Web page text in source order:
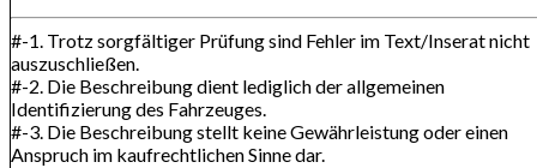
#-1. Trotz sorgfältiger Prüfung sind Fehler im Text/Inserat nicht
auszuschließen.
#-2. Die Beschreibung dient lediglich der allgemeinen
Identifizierung des Fahrzeuges.
#-3. Die Beschreibung stellt keine Gewährleistung oder einen
Anspruch im kaufrechtlichen Sinne dar.